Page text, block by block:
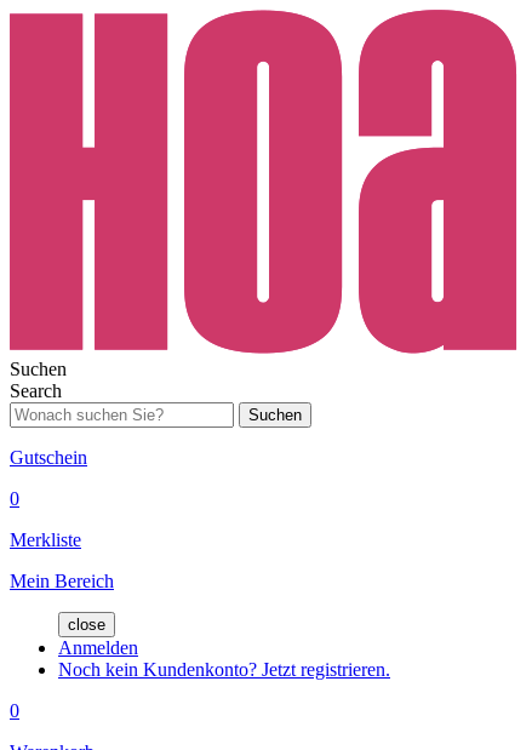
Suchen
Search
Suchen
Gutschein
0
Merkliste
Mein Bereich
close
Anmelden
Noch kein Kundenkonto? Jetzt registrieren.
0